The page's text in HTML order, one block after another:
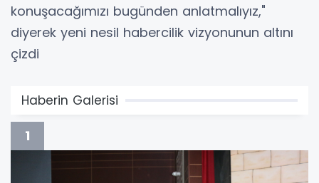
konuşacağımızı bugünden anlatmalıyız,"
diyerek yeni nesil habercilik vizyonunun altını
çizdi
Haberin Galerisi
1